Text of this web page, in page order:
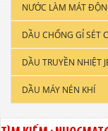
DẦU NHỚT XE
DẦU ĐỘNG CƠ
DẦU NHỚT
DẦU CẮT GỌT
DẦU NHỚT
NƯỚC LÀM MÁT
DẦU CHỐNG GỈ SÉT
DẦU TRUYỀN NHIỆT
DẦU MÁY NÉN KHÍ